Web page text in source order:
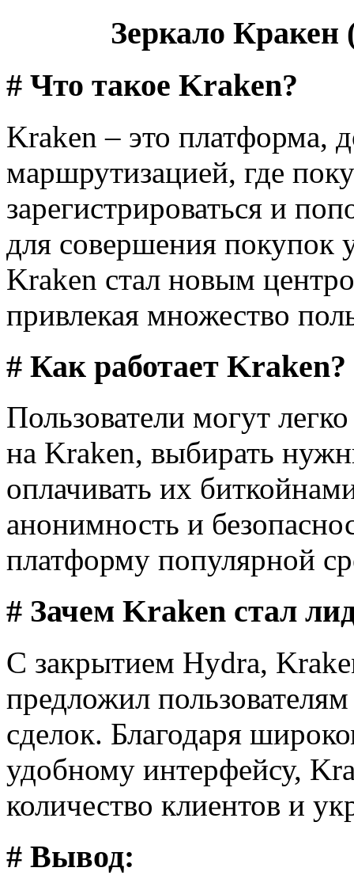
Зеркало Кракен
# Что такое Kraken?
Kraken – это платформа,
маршрутизацией, где
зарегистрироваться и
для совершения покупок
Kraken стал новым
привлекая множество
# Как работает Kraken?
Пользователи могут
на Kraken, выбирать
оплачивать их
анонимность и
платформу популярной
# Зачем Kraken стал
С закрытием Hydra,
предложил
сделок. Благодаря
удобному интерфейсу,
количество клиентов и
# Вывод: